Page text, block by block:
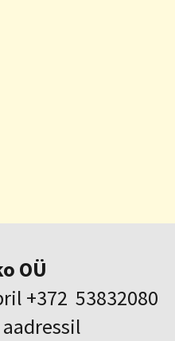
OÜ
+372 53832080